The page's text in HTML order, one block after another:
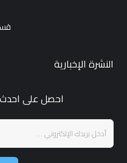
النشرة الإخبارية
احصل على احدث